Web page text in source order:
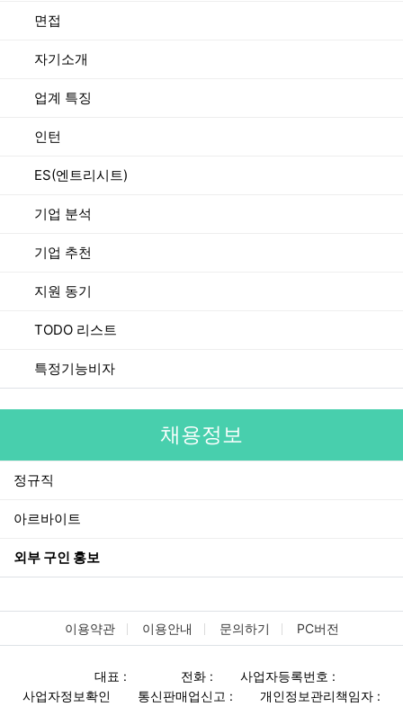
면접
자기소개
업계 특징
인턴
ES(엔트리시트)
기업 분석
기업 추천
지원 동기
TODO 리스트
특정기능비자
채용정보
정규직
아르바이트
외부 구인 홍보
이용약관 이용안내 문의하기 PC버전
대표 : 전화 :
사업자등록번호 :
사업자정보확인
통신판매업신고 : 개인정보관리책임자 :